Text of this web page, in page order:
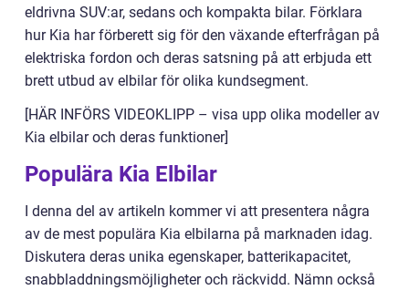
eldrivna SUV:ar, sedans och kompakta bilar. Förklara
hur Kia har förberett sig för den växande efterfrågan på
elektriska fordon och deras satsning på att erbjuda ett
brett utbud av elbilar för olika kundsegment.
[HÄR INFÖRS VIDEOKLIPP – visa upp olika modeller av
Kia elbilar och deras funktioner]
Populära Kia Elbilar
I denna del av artikeln kommer vi att presentera några
av de mest populära Kia elbilarna på marknaden idag.
Diskutera deras unika egenskaper, batterikapacitet,
snabbladdningsmöjligheter och räckvidd. Nämn också